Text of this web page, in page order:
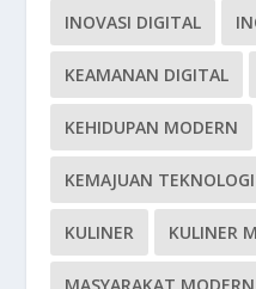
INOVASI DIGITAL
KEAMANAN DIGITAL
KEHIDUPAN MODERN
KEMAJUAN TEKNOLOGI
KULINER KULINER